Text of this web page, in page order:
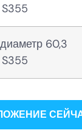
60,3